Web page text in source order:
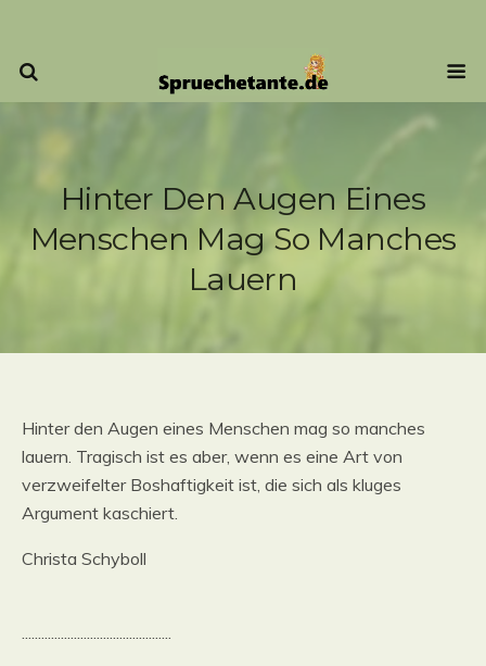
Hinter Den Augen Eines
Menschen Mag So Manches
Lauern
Hinter den Augen eines Menschen mag so manches
lauern. Tragisch ist es aber, wenn es eine Art von
verzweifelter Boshaftigkeit ist, die sich als kluges
Argument kaschiert.
Christa Schyboll
..............................................